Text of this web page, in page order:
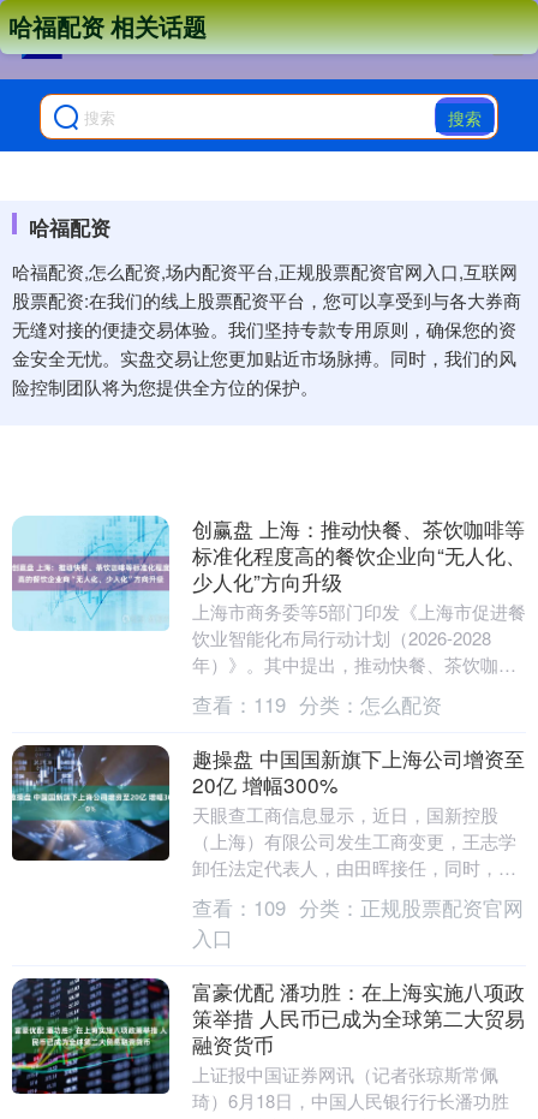
搜索
哈福配资
哈福配资,怎么配资,场内配资平台,正规股票配资官网入口,互联网
股票配资:在我们的线上股票配资平台，您可以享受到与各大券商
无缝对接的便捷交易体验。我们坚持专款专用原则，确保您的资
金安全无忧。实盘交易让您更加贴近市场脉搏。同时，我们的风
险控制团队将为您提供全方位的保护。
哈福配资 相关话题
创赢盘 上海：推动快餐、茶饮咖啡等
标准化程度高的餐饮企业向“无人化、
少人化”方向升级
上海市商务委等5部门印发《上海市促进餐
饮业智能化布局行动计划（2026-2028
年）》。其中提出，推动快餐、茶饮咖啡
等标准化程度高的餐饮企业向“无人化、少
人化”....
查看： 119 分类： 怎么配资
趣操盘 中国国新旗下上海公司增资至
20亿 增幅300%
天眼查工商信息显示，近日，国新控股
（上海）有限公司发生工商变更，王志学
卸任法定代表人，由田晖接任，同时，注
册资本由5亿人民币增至20亿人民币，增
幅300%。....
查看： 109 分类： 正规股票配资官网
入口
富豪优配 潘功胜：在上海实施八项政
策举措 人民币已成为全球第二大贸易
融资货币
上证报中国证券网讯（记者张琼斯常佩
琦）6月18日，中国人民银行行长潘功胜